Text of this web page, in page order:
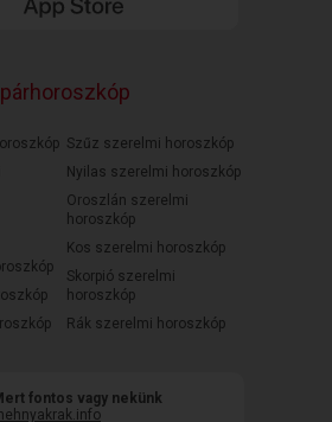
Szűz szerelmi horoszkóp
Nyilas szerelmi horoszkóp
Oroszlán szerelmi
horoszkóp
Kos szerelmi horoszkóp
Skorpió szerelmi
horoszkóp
Rák szerelmi horoszkóp
fontos vagy nekünk